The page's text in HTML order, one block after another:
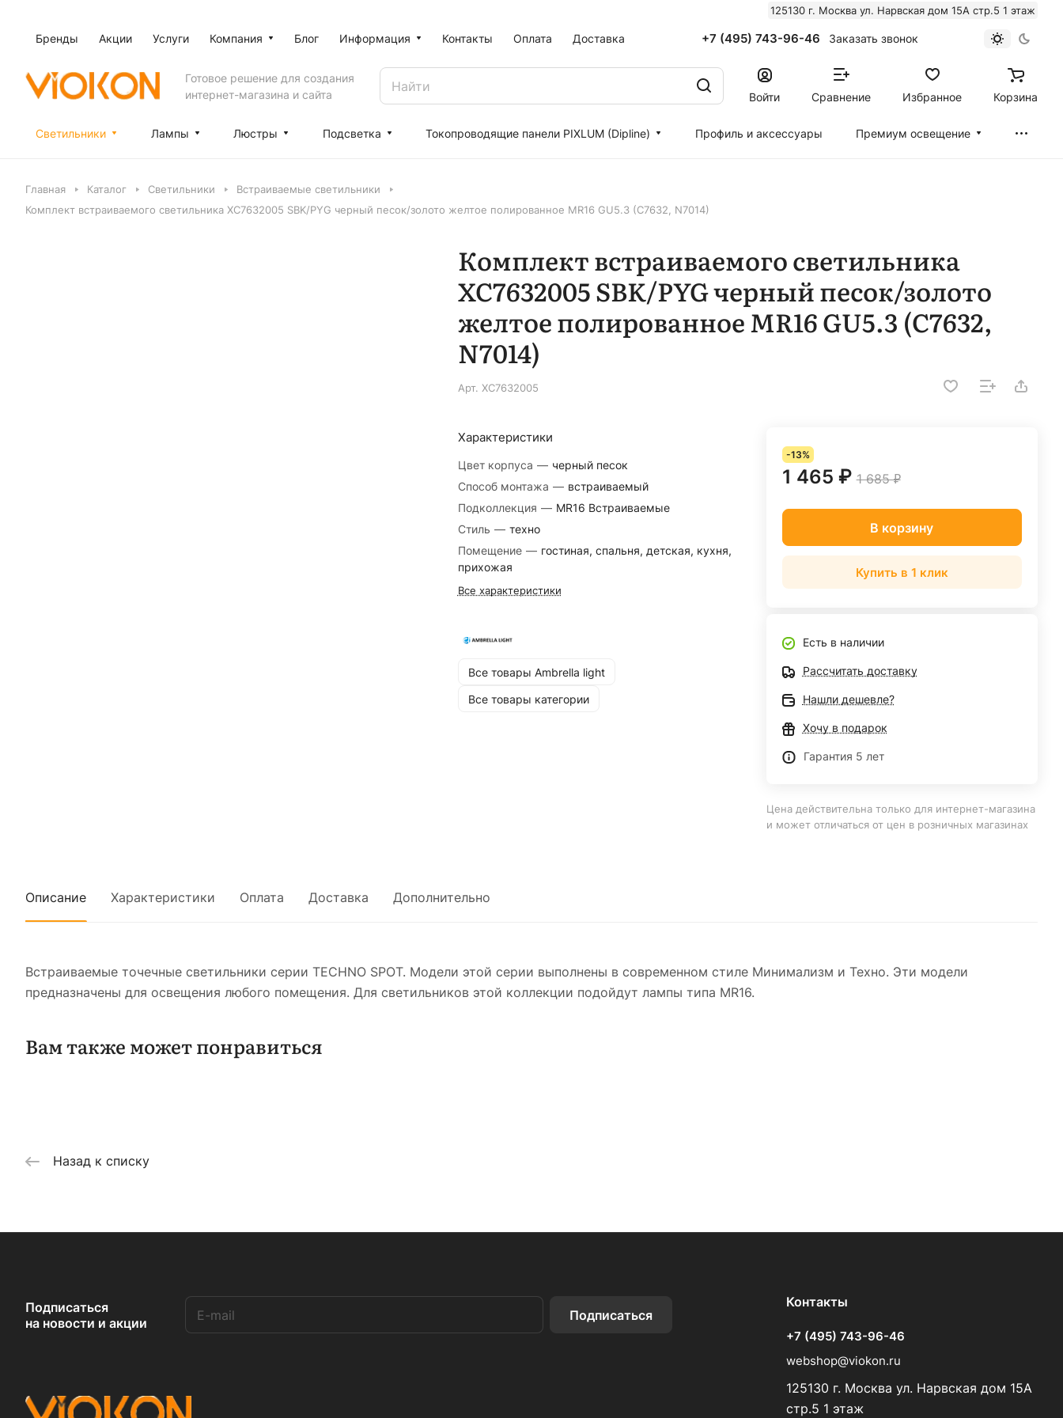
125130 г. Москва ул. Нарвская дом 15А стр.5 1 этаж
Бренды Акции Услуги Компания Блог Информация Контакты Оплата Доставка +7 (495) 743-96-46 Заказать звонок
Готовое решение для создания
интернет-магазина и сайта
Войти Сравнение Избранное Корзина
Светильники Лампы Люстры Подсветка Токопроводящие панели PIXLUM (Dipline) Профиль и аксессуары Премиум освещение
Главная Каталог Светильники
Встраиваемые светильники
Комплект встраиваемого светильника XC7632005 SBK/PYG черный песок/золото желтое полированное MR16 GU5.3 (C7632, N7014)
Комплект встраиваемого светильника
XC7632005 SBK/PYG черный песок/золото
желтое полированное MR16 GU5.3 (C7632,
N7014)
Арт. XC7632005
Характеристики
Цвет корпуса — черный песок
Способ монтажа — встраиваемый
Подколлекция — MR16 Встраиваемые
Стиль — техно
Помещение — гостиная, спальня, детская, кухня,
прихожая
Все характеристики
Все товары Ambrella light
Все товары категории
-13%
1 465 ₽ 1 685 ₽
В корзину
Купить в 1 клик
Есть в наличии
Рассчитать доставку
Нашли дешевле?
Хочу в подарок
Гарантия 5 лет
Цена действительна только для интернет-магазина
и может отличаться от цен в розничных магазинах
Описание Характеристики Оплата Доставка Дополнительно
Встраиваемые точечные светильники серии TECHNO SPOT. Модели этой серии выполнены в современном стиле Минимализм и Техно. Эти модели
предназначены для освещения любого помещения. Для светильников этой коллекции подойдут лампы типа MR16.
Вам также может понравиться
Назад к списку
Подписаться
на новости и акции
Подписаться
Контакты
+7 (495) 743-96-46
webshop@viokon.ru
125130 г. Москва ул. Нарвская дом 15А
стр.5 1 этаж